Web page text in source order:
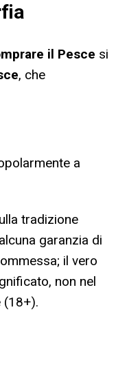
il Pesce si
, che
a
tradizione
garanzia di
il vero
non nel
(18+).